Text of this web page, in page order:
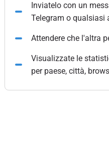
Inviatelo con un
Telegram o qualsiasi
Attendere che l'altra
Visualizzate le
per paese, città,